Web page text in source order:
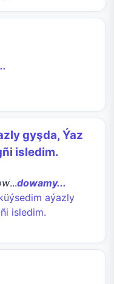
gyşda, Ýaz
isledim.
...dowamy...
aýazly
isledim.